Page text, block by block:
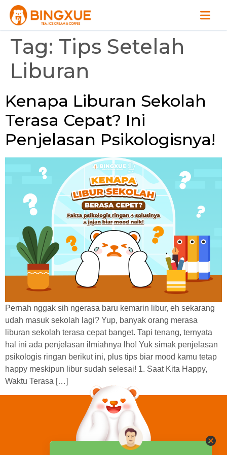
Tag: Tips Setelah
Liburan
Kenapa Liburan Sekolah
Terasa Cepat? Ini
Penjelasan Psikologisnya!
Pernah nggak sih ngerasa baru kemarin libur, eh sekarang
udah masuk sekolah lagi? Yup, banyak orang merasa
liburan sekolah terasa cepat banget. Tapi tenang, ternyata
hal ini ada penjelasan ilmiahnya lho! Yuk simak penjelasan
psikologis ringan berikut ini, plus tips biar mood kamu tetap
happy meskipun libur sudah selesai! 1. Saat Kita Happy,
Waktu Terasa […]